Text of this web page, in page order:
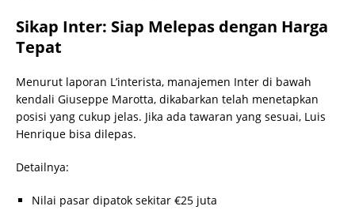
Sikap Inter: Siap Melepas dengan Harga
Tepat
Menurut laporan L’interista, manajemen Inter di bawah
kendali Giuseppe Marotta, dikabarkan telah menetapkan
posisi yang cukup jelas. Jika ada tawaran yang sesuai, Luis
Henrique bisa dilepas.
Detailnya:
Nilai pasar dipatok sekitar €25 juta